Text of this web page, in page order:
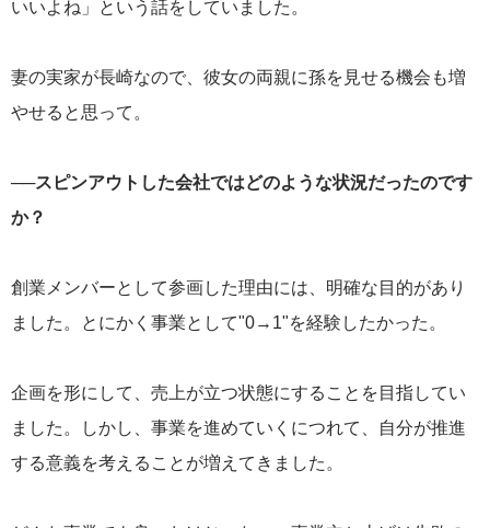
いいよね」という話をしていました。
妻の実家が長崎なので、彼女の両親に孫を見せる機会も増
やせると思って。
──スピンアウトした会社ではどのような状況だったのです
か？
創業メンバーとして参画した理由には、明確な目的があり
ました。とにかく事業として"0→1"を経験したかった。
企画を形にして、売上が立つ状態にすることを目指してい
ました。しかし、事業を進めていくにつれて、自分が推進
する意義を考えることが増えてきました。